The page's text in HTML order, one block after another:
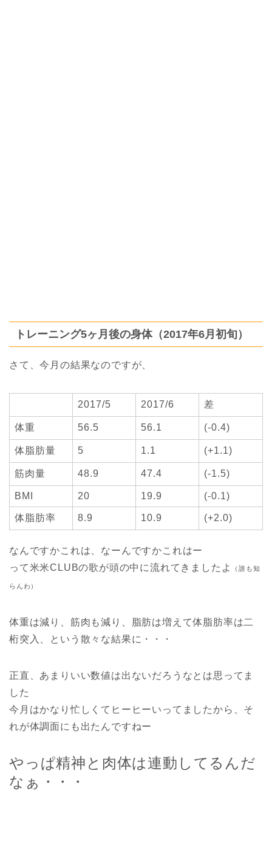
トレーニング5ヶ月後の身体（2017年6月初旬）
さて、今月の結果なのですが、
2017/5 2017/6 差
体重 56.5 56.1 (-0.4)
体脂肪量 5 1.1 (+1.1)
筋肉量 48.9 47.4 (-1.5)
BMI 20 19.9 (-0.1)
体脂肪率 8.9 10.9 (+2.0)
なんですかこれは、なーんですかこれはー
って米米CLUBの歌が頭の中に流れてきましたよ
（誰も知
らんわ）
体重は減り、筋肉も減り、脂肪は増えて体脂肪率は二
桁突入、という散々な結果に・・・
正直、あまりいい数値は出ないだろうなとは思ってま
した
今月はかなり忙しくてヒーヒーいってましたから、そ
れが体調面にも出たんですねー
やっぱ精神と肉体は連動してるんだ
なぁ・・・